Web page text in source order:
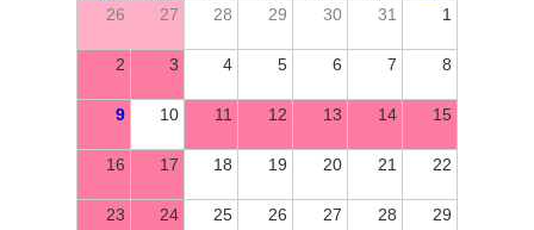
26 27 28 29 30 31 1
2 3 4 5 6 7 8
9 10 11 12 13 14 15
16 17 18 19 20 21 22
23 24 25 26 27 28 29